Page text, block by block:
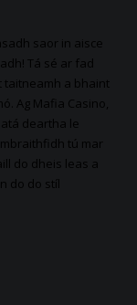
saor in aisce
Tá sé ar fad
taitneamh a bhaint
Ag Mafia Casino,
deartha le
tú mar
do dheis leas a
do do stíl